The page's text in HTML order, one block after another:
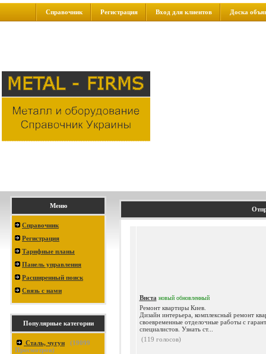
Справочник Регистрация Вход для клиентов Доска
Меню
Справочник
Регистрация
Тарифные планы
Панель управления
Расширенный поиск
Связь с нами
Популярные категории
Сталь, чугун (19099
Просмотров)
Виста новый обновленный
Ремонт квартиры Киев.
Дизайн интерьера, комплексный ремонт
своевременные отделочные работы с
специалистов. Узнать ст...
(119 голосов)